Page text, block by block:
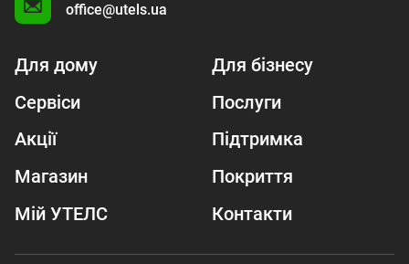
office@utels.ua
Для дому
Для бізнесу
Сервіси
Послуги
Акції
Підтримка
Магазин
Покриття
Мій УТЕЛС
Контакти